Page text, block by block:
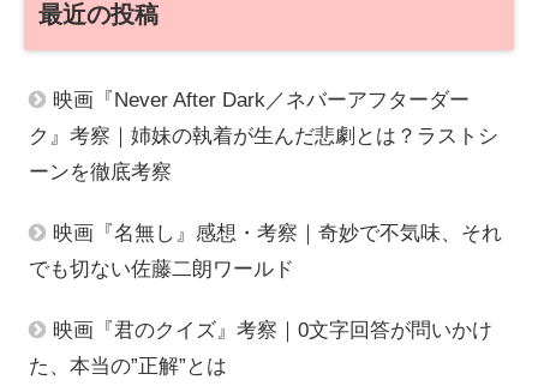
最近の投稿
映画『Never After Dark／ネバーアフターダー
ク』考察｜姉妹の執着が生んだ悲劇とは？ラストシ
ーンを徹底考察
映画『名無し』感想・考察｜奇妙で不気味、それ
でも切ない佐藤二朗ワールド
映画『君のクイズ』考察｜0文字回答が問いかけ
た、本当の”正解”とは